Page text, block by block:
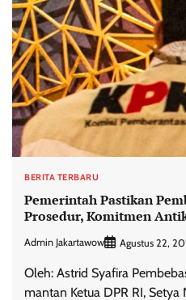
BERITA TERBARU
Pemerintah Pastikan
Prosedur, Komitmen
Admin Jakartawow Agustus 22,
Oleh: Astrid Syafira
mantan Ketua DPR RI,